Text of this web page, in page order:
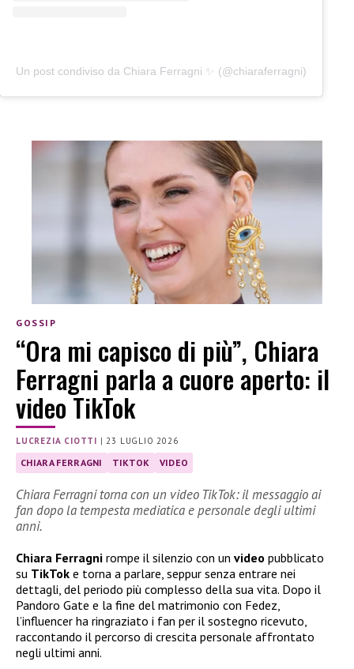
Un post condiviso da Chiara Ferragni ✨ (@chiaraferragni)
GOSSIP
“Ora mi capisco di più”, Chiara
Ferragni parla a cuore aperto: il
video TikTok
LUCREZIA CIOTTI | 23 LUGLIO 2026
CHIARA FERRAGNI TIKTOK VIDEO
Chiara Ferragni torna con un video TikTok: il messaggio ai
fan dopo la tempesta mediatica e personale degli ultimi
anni.
Chiara Ferragni rompe il silenzio con un video pubblicato
su TikTok e torna a parlare, seppur senza entrare nei
dettagli, del periodo più complesso della sua vita. Dopo il
Pandoro Gate e la fine del matrimonio con Fedez,
l’influencer ha ringraziato i fan per il sostegno ricevuto,
raccontando il percorso di crescita personale affrontato
negli ultimi anni.